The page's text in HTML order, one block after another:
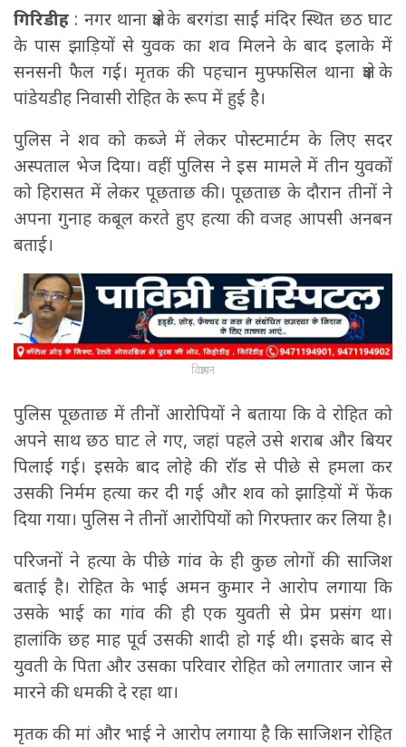
गिरिडीह : नगर थाना क्षेत्र के बरगंडा साईं मंदिर स्थित छठ घाट
के पास झाड़ियों से युवक का शव मिलने के बाद इलाके में
सनसनी फैल गई। मृतक की पहचान मुफ्फसिल थाना क्षेत्र के
पांडेयडीह निवासी रोहित के रूप में हुई है।
पुलिस ने शव को कब्जे में लेकर पोस्टमार्टम के लिए सदर
अस्पताल भेज दिया। वहीं पुलिस ने इस मामले में तीन युवकों
को हिरासत में लेकर पूछताछ की। पूछताछ के दौरान तीनों ने
अपना गुनाह कबूल करते हुए हत्या की वजह आपसी अनबन
बताई।
विज्ञापन
पुलिस पूछताछ में तीनों आरोपियों ने बताया कि वे रोहित को
अपने साथ छठ घाट ले गए, जहां पहले उसे शराब और बियर
पिलाई गई। इसके बाद लोहे की रॉड से पीछे से हमला कर
उसकी निर्मम हत्या कर दी गई और शव को झाड़ियों में फेंक
दिया गया। पुलिस ने तीनों आरोपियों को गिरफ्तार कर लिया है।
परिजनों ने हत्या के पीछे गांव के ही कुछ लोगों की साजिश
बताई है। रोहित के भाई अमन कुमार ने आरोप लगाया कि
उसके भाई का गांव की ही एक युवती से प्रेम प्रसंग था।
हालांकि छह माह पूर्व उसकी शादी हो गई थी। इसके बाद से
युवती के पिता और उसका परिवार रोहित को लगातार जान से
मारने की धमकी दे रहा था।
मृतक की मां और भाई ने आरोप लगाया है कि साजिशन रोहित